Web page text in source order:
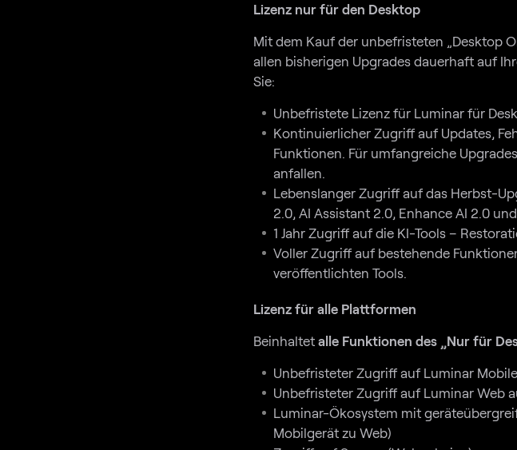
Lizenz nur für den Desktop
Mit dem Kauf der unbefristeten „Desktop
allen bisherigen Upgrades dauerhaft auf
Sie:
Unbefristete Lizenz für Luminar für
Kontinuierlicher Zugriff auf Updates,
Funktionen. Für umfangreiche
anfallen.
Lebenslanger Zugriff auf das Herbst-
2.0, AI Assistant 2.0, Enhance AI 2.0
1 Jahr Zugriff auf die KI-Tools –
Voller Zugriff auf bestehende
veröffentlichten Tools.
Lizenz für alle Plattformen
Beinhaltet alle Funktionen des „Nur für
Unbefristeter Zugriff auf Luminar
Unbefristeter Zugriff auf Luminar Web
Luminar-Ökosystem mit
Mobilgerät zu Web)